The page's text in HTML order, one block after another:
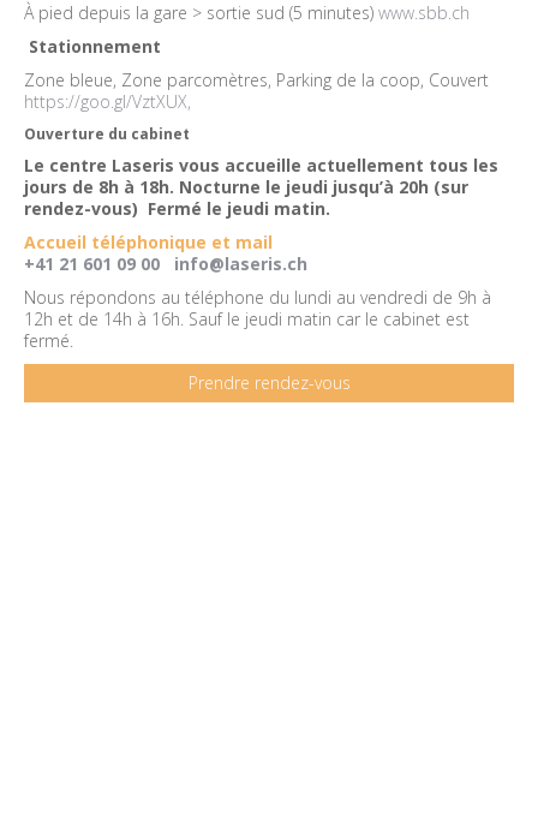
À pied depuis la gare > sortie sud (5 minutes) www.sbb.ch
Stationnement
Zone bleue, Zone parcomètres, Parking de la coop, Couvert
https://goo.gl/VztXUX,
Ouverture du cabinet
Le centre Laseris vous accueille actuellement tous les
jours de 8h à 18h. Nocturne le jeudi jusqu’à 20h (sur
rendez-vous) Fermé le jeudi matin.
Accueil téléphonique et mail
+41 21 601 09 00
info@laseris.ch
Nous répondons au téléphone du lundi au vendredi de 9h à
12h et de 14h à 16h. Sauf le jeudi matin car le cabinet est
fermé.
Prendre rendez-vous